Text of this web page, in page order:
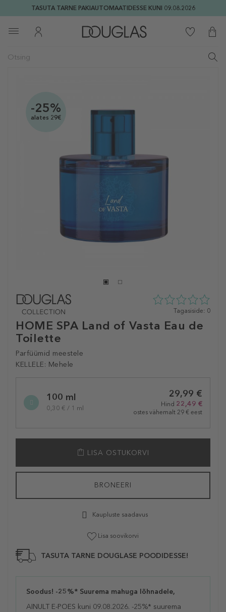
TASUTA TARNE PAKIAUTOMAATIDESSE KUNI 09.08.2026
-25%
alates 29€
HOME SPA Land of Vasta Eau de
Toilette
Parfüümid meestele
KELLELE: Mehele
0
5st
Tagasiside: 0
variation100 ml
0,30 € / 1 ml
29,99 €
Hind 22,49 €
ostes vähemalt 29 € eest
LISA OSTUKORVI
BRONEERI
Kaupluste saadavus
Lisa soovikorvi
TASUTA TARNE DOUGLASE POODIDESSE!
Soodus! -25%* Suurema mahuga lõhnadele,
AINULT E-POES kuni 09.08.2026. -25%* suurema